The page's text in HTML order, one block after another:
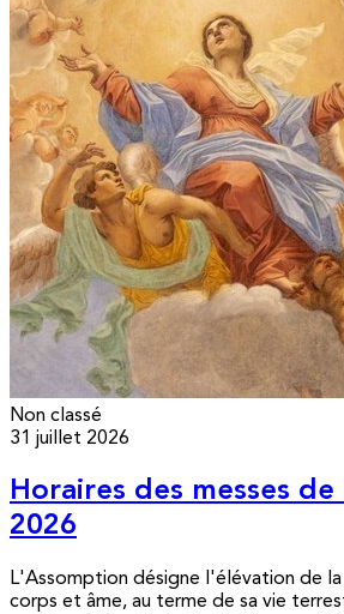
Non classé
31 juillet 2026
Horaires des messes de
2026
L'Assomption désigne l'élévation de la
corps et âme, au terme de sa vie